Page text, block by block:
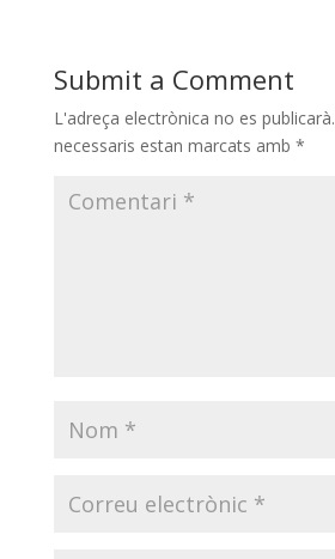
Submit a Comment
L'adreça electrònica no es publicarà.
necessaris estan marcats amb *